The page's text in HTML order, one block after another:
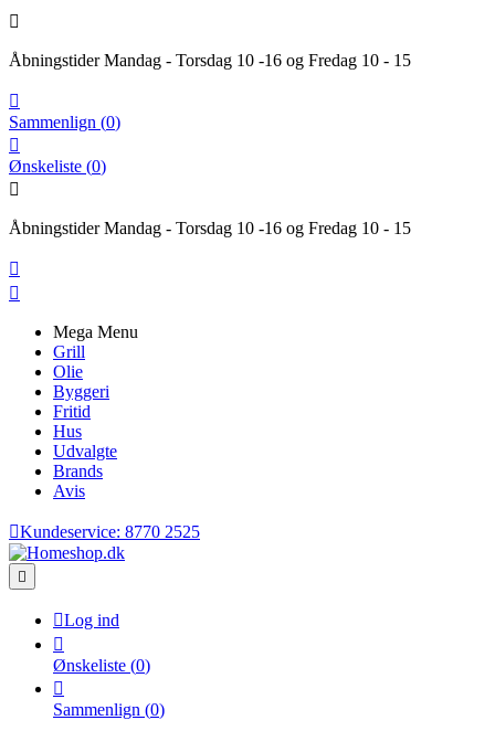

Åbningstider Mandag - Torsdag 10 -16 og Fredag 10 - 15

Sammenlign (0)

Ønskeliste (0)

Åbningstider Mandag - Torsdag 10 -16 og Fredag 10 - 15


Mega Menu
Grill
Olie
Byggeri
Fritid
Hus
Udvalgte
Brands
Avis
Kundeservice: 8770 2525

Log ind

Ønskeliste (0)

Sammenlign (0)